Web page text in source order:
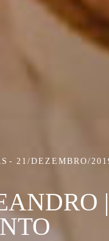
21/DEZEMBRO/
|